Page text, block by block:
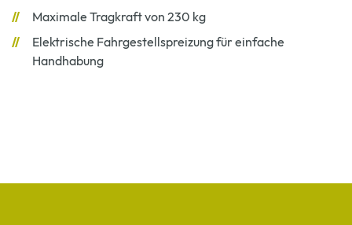
Maximale Tragkraft von 230 kg
Elektrische Fahrgestellspreizung für einfache
Handhabung